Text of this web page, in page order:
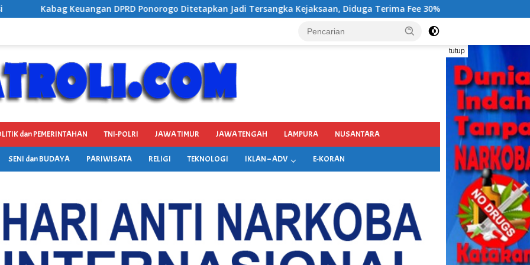
Ditetapkan Jadi Tersangka Kejaksaan, Diduga Terima Fee 30%
tutup
dan PEMERINTAHAN TNI-POLRI JAWA TIMUR JAWA TENGAH LAMPURA NUSANTARA
SENI dan BUDAYA PARIWISATA RELIGI TEKNOLOGI IKLAN – ADV E-KORAN